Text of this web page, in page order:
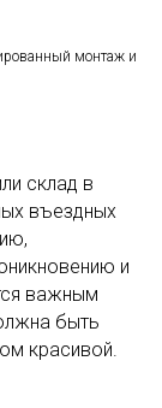
монтаж и
склад в
въездных
и
важным
быть
красивой.